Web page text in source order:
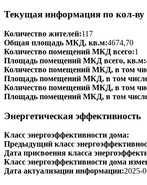
Текущая информация по кол-
Количество жителей:117
Общая площадь МКД, кв.м:4674,70
Количество помещений МКД всего:1
Площадь помещений МКД всего, кв.м:
Количество помещений МКД, в том
Площадь помещений МКД, в том
Количество помещений МКД, в том
Площадь помещений МКД, в том
Энергетическая эффективность
Класс энергоэффективности дома:
Предыдущий класс
Дата присвоения класса
Класс энергоэффективности дома
Дата актуализации информации:2025-